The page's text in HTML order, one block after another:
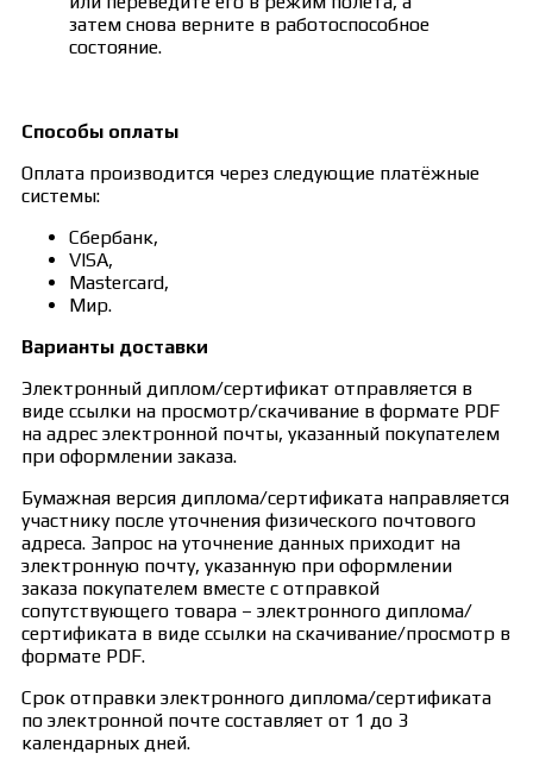
затем снова верните в работоспособное
состояние.
Способы оплаты
Оплата производится через следующие платёжные
системы:
Сбербанк,
VISA,
Mastercard,
Мир.
Варианты доставки
Электронный диплом/сертификат отправляется в
виде ссылки на просмотр/скачивание в формате PDF
на адрес электронной почты, указанный покупателем
при оформлении заказа.
Бумажная версия диплома/сертификата направляется
участнику после уточнения физического почтового
адреса. Запрос на уточнение данных приходит на
электронную почту, указанную при оформлении
заказа покупателем вместе с отправкой
сопутствующего товара – электронного диплома/
сертификата в виде ссылки на скачивание/просмотр в
формате PDF.
Срок отправки электронного диплома/сертификата
по электронной почте составляет от 1 до 3
календарных дней.